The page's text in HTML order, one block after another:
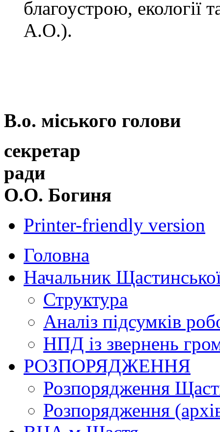
благоустрою,
А.О.).
В.о. міського голови
секретар
О.О. Богиня
Printer-friendly version
Головна
Начальник
Структура
Аналіз підсумків
НПД із звернень
РОЗПОРЯДЖЕННЯ
Розпорядження
Розпорядження